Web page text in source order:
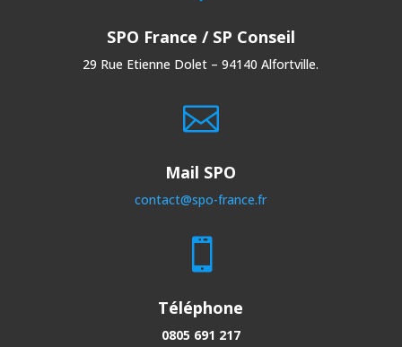
SPO France / SP Conseil
29 Rue Etienne Dolet – 94140 Alfortville.

Mail SPO
contact@spo-france.fr

Téléphone
0805 691 217